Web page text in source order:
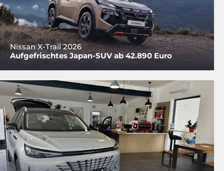
Nissan X-Trail 2026
Aufgefrischtes Japan-SUV ab 42.890 Euro